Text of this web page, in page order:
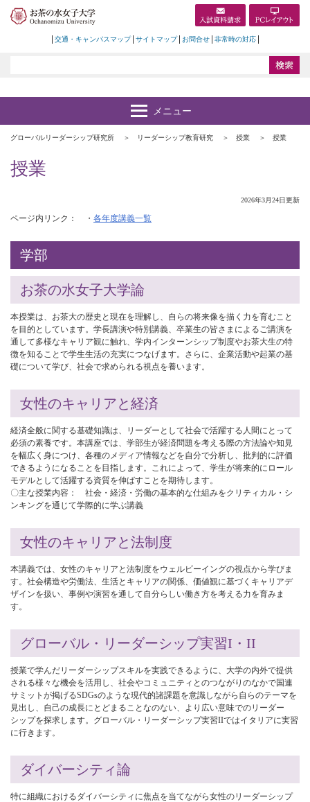
交通・キャンパスマップ サイトマップ お問合せ 非常時の対応
グローバルリーダーシップ研究所 リーダーシップ教育研究 授業 授業
授業
2026年3月24日更新
ページ内リンク： ・ 各年度講義一覧
学部
お茶の水女子大学論
本授業は、お茶大の歴史と現在を理解し、自らの将来像を描く力を育むこと
を目的としています。学長講演や特別講義、卒業生の皆さまによるご講演を
通して多様なキャリア観に触れ、学内インターンシップ制度やお茶大生の特
徴を知ることで学生生活の充実につなげます。さらに、企業活動や起業の基
礎について学び、社会で求められる視点を養います。
女性のキャリアと経済
経済全般に関する基礎知識は、リーダーとして社会で活躍する人間にとって
必須の素養です。本講座では、学部生が経済問題を考える際の方法論や知見
を幅広く身につけ、各種のメディア情報などを自分で分析し、批判的に評価
できるようになることを目指します。これによって、学生が将来的にロール
モデルとして活躍する資質を伸ばすことを期待します。
〇主な授業内容： 社会・経済・労働の基本的な仕組みをクリティカル・シ
ンキングを通じて学際的に学ぶ講義
女性のキャリアと法制度
本講義では、女性のキャリアと法制度をウェルビーイングの視点から学びま
す。社会構造や労働法、生活とキャリアの関係、価値観に基づくキャリアデ
ザインを扱い、事例や演習を通して自分らしい働き方を考える力を育みま
す。
グローバル・リーダーシップ実習I・II
授業で学んだリーダーシップスキルを実践できるように、大学の内外で提供
される様々な機会を活用し、社会やコミュニティとのつながりのなかで国連
サミットが掲げるSDGsのような現代的諸課題を意識しながら自らのテーマを
見出し、自己の成長にとどまることなのない、より広い意味でのリーダー
シップを探求します。グローバル・リーダーシップ実習IIではイタリアに実習
に行きます。
ダイバーシティ論
特に組織におけるダイバーシティに焦点を当てながら女性のリーダーシップ